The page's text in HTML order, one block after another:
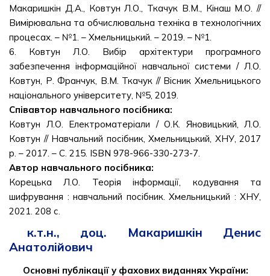
Макаришкін Д.А., Ковтун Л.О., Ткачук В.М., Кінаш М.О. //
Вимірювальна та обчислювальна техніка в технологічних
процесах. – №1. – Хмельницький. – 2019. – №1.
6. Ковтун Л.О. Вибір архітектури програмного
забезпечення інформаційної навчальної системи / Л.О.
Ковтун, Р. Франчук, В.М. Ткачук // Вісник Хмельницького
національного університету, №5, 2019.
Співавтор навчального посібника:
Ковтун Л.О. Електроматеріали / О.К. Яновицький, Л.О.
Ковтун // Навчальний посібник, Хмельницький, ХНУ, 2017
р. – 2017. – С. 215. ISBN 978-966-330-273-7.
Автор навчального посібника:
Корецька Л.О. Теорія інформації, кодування та
шифрування : навчальний посібник. Хмельницький : ХНУ,
2021. 208 с.
к.т.н., доц. Макаришкін Денис
Анатолійович
Основні публікації у фахових виданнях України: